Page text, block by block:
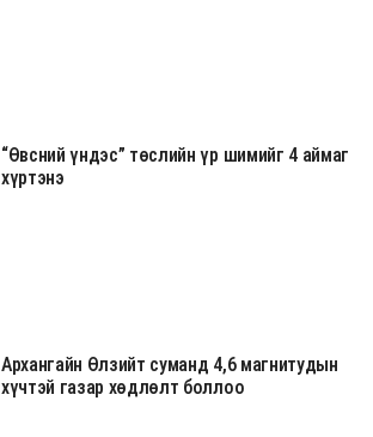
“Өвсний үндэс” төслийн үр шимийг 4 аймаг
хүртэнэ
Архангайн Өлзийт суманд 4,6 магнитудын
хүчтэй газар хөдлөлт боллоо